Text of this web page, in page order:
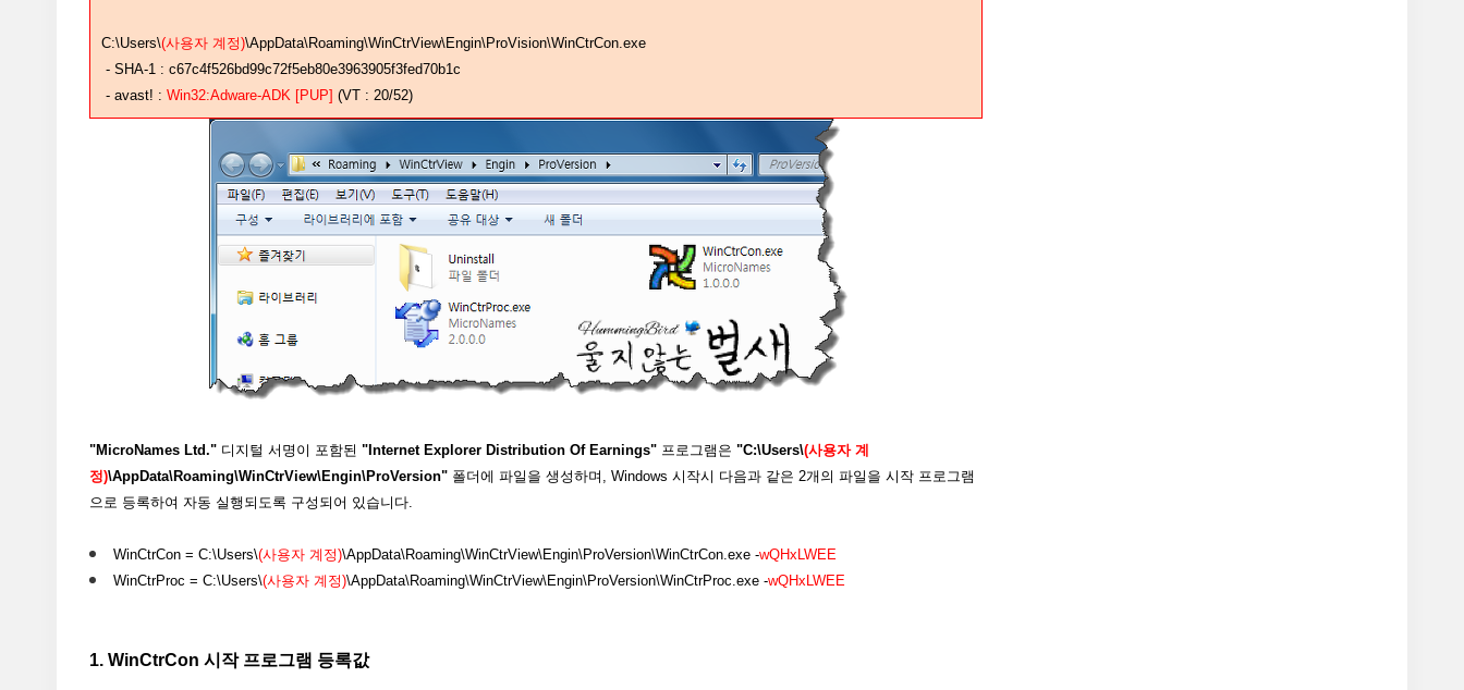
C:\Users\(사용자 계정)\AppData\Roaming\WinCtrView\Engin\ProVision\WinCtrCon.exe
- SHA-1 : c67c4f526bd99c72f5eb80e3963905f3fed70b1c
- avast! : Win32:Adware-ADK [PUP] (VT : 20/52)
"MicroNames Ltd." 디지털 서명이 포함된 "Internet Explorer Distribution Of Earnings" 프로그램은 "C:\Users\(사용자 계
정)\AppData\Roaming\WinCtrView\Engin\ProVersion" 폴더에 파일을 생성하며, Windows 시작시 다음과 같은 2개의 파일을 시작 프로그램
으로 등록하여 자동 실행되도록 구성되어 있습니다.
WinCtrCon = C:\Users\(사용자 계정)\AppData\Roaming\WinCtrView\Engin\ProVersion\WinCtrCon.exe -wQHxLWEE
WinCtrProc = C:\Users\(사용자 계정)\AppData\Roaming\WinCtrView\Engin\ProVersion\WinCtrProc.exe -wQHxLWEE
1. WinCtrCon 시작 프로그램 등록값